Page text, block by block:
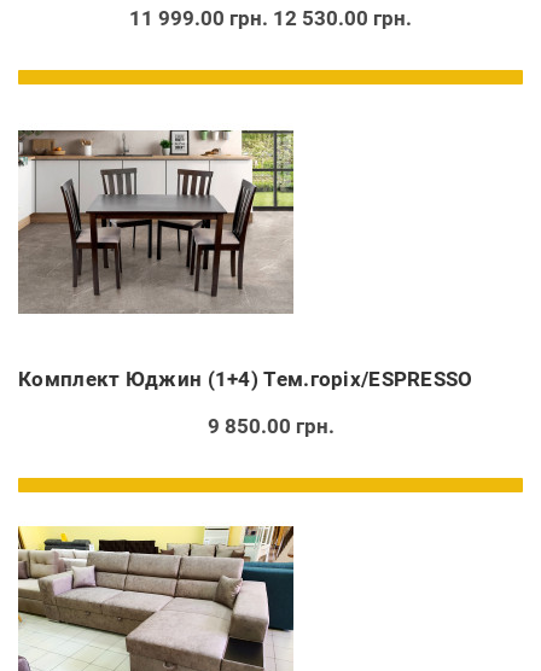
11 999.00 грн. 12 530.00 грн.
Комплект Юджин (1+4) Тем.горіх/ESPRESSO
9 850.00 грн.